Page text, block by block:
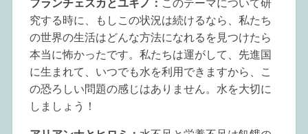
フランチェスカとユキノ： このテーマについて研
究する時に、もしこの状況は続けるなら、私たち
の世界の生活はどんな方法になれるを見つけたら
本当に怖かったです。私たちは運がして、先進国
に生まれて、いつでも水を利用できますから、こ
の恐ろしい問題の感じはありません。水を大切に
しましょう！